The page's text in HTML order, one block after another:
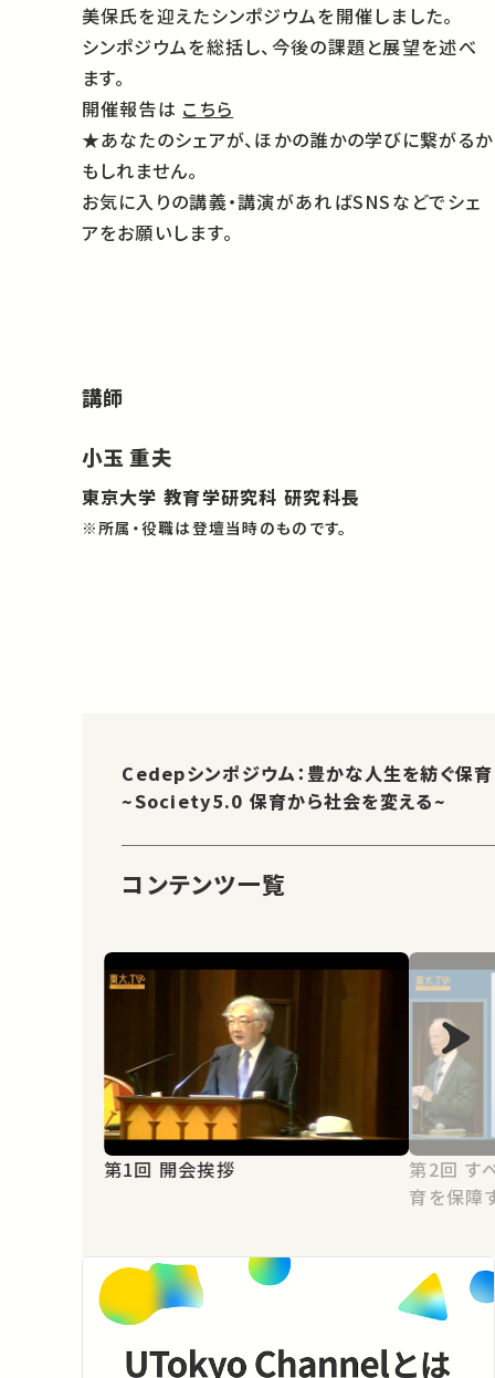
美保氏を迎えたシンポジウムを開催しました。
シンポジウムを総括し、今後の課題と展望を述べ
ます。
開催報告は こちら
★あなたのシェアが、ほかの誰かの学びに繋がるか
もしれません。
お気に入りの講義・講演があればSNSなどでシェ
アをお願いします。
講師
小玉 重夫
東京大学 教育学研究科 研究科長
※所属・役職は登壇当時のものです。
Cedepシンポジウム：豊かな人生を紡ぐ保育
~Society5.0 保育から社会を変える~
コンテンツ一覧
第1回 開会挨拶
第2回 すべての子どもたちに幼児教
育を保障